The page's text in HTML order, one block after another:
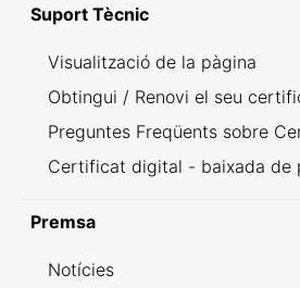
Suport Tècnic
Visualització de la pàgina
Obtingui / Renovi el seu
Preguntes Freqüents sobre
Certificat digital - baixada de
Premsa
Notícies